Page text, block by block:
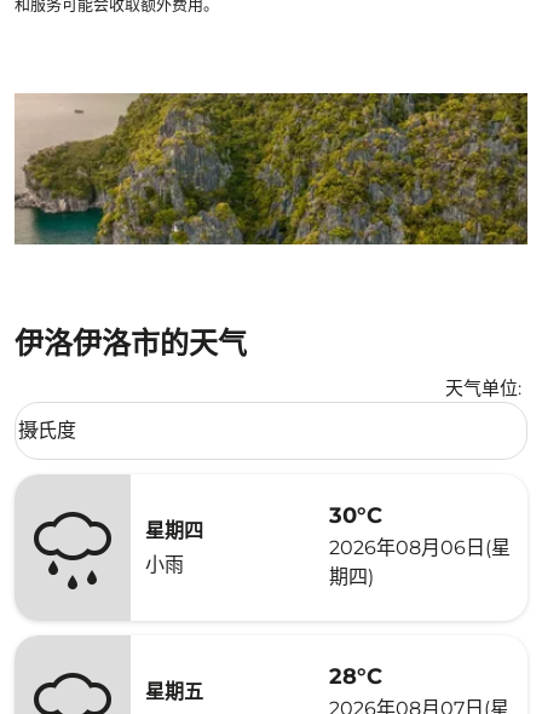
伊洛伊洛市的天气
天气单位:
Weather unit option 摄氏度 Selected
摄氏度
keyboard_arrow_down
星期四
小雨
30°C
2026年08月06日(星
期四)
星期五
28°C
2026年08月07日(星